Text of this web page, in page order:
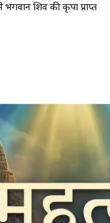
शिव की कृपा प्राप्त